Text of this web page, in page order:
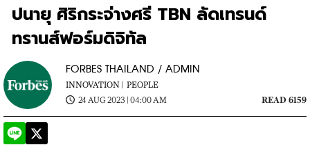
ปนายุ ศิริกระจ่างศรี TBN ลัดเทรนด์
ทรานส์ฟอร์มดิจิทัล
FORBES THAILAND / ADMIN
INNOVATION | PEOPLE
24 AUG 2023 | 04:00 AM
READ 6159